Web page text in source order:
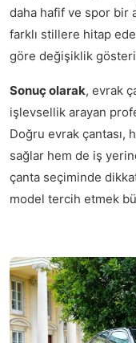
daha hafif ve spor bir
farklı stillere hitap
göre değişiklik
Sonuç olarak, evrak
işlevsellik arayan
Doğru evrak çantası,
sağlar hem de iş
çanta seçiminde
model tercih etmek